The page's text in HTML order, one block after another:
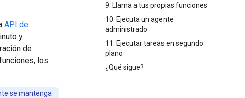
9. Llama a tus propias funciones
10. Ejecuta un agente
administrado
11. Ejecutar tareas en segundo
plano
¿Qué sigue?
API de
y
de
los
se mantenga